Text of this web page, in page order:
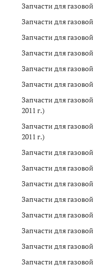
Запчасти для
Запчасти для
Запчасти для
Запчасти для
Запчасти для
Запчасти для
Запчасти для
2011 г.)
Запчасти для
2011 г.)
Запчасти для
Запчасти для
Запчасти для
Запчасти для
Запчасти для
Запчасти для
Запчасти для
Запчасти для